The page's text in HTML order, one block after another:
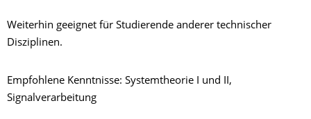
Weiterhin geeignet für Studierende anderer technischer
Disziplinen.
Empfohlene Kenntnisse: Systemtheorie I und II,
Signalverarbeitung